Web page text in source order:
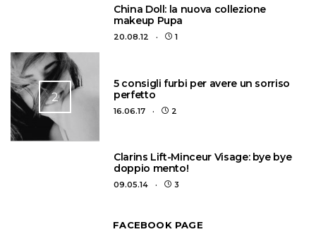
China Doll: la nuova collezione
makeup Pupa
20.08.12 1
2
5 consigli furbi per avere un sorriso
perfetto
16.06.17 2
Clarins Lift-Minceur Visage: bye bye
doppio mento!
09.05.14 3
FACEBOOK PAGE